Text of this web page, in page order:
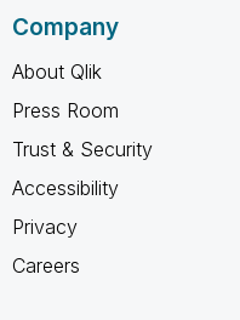
Company
About Qlik
Press Room
Trust & Security
Accessibility
Privacy
Careers